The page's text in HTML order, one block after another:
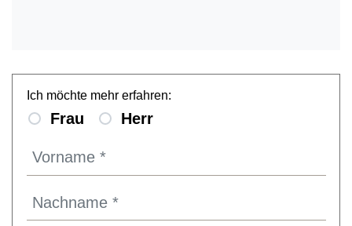
Ich möchte mehr erfahren:
Frau Herr